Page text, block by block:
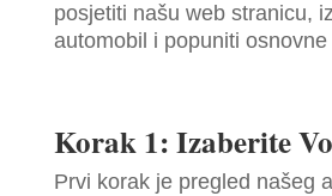
posjetiti našu web stranicu,
automobil i popuniti
Korak 1: Izaberite
Prvi korak je pregled našeg